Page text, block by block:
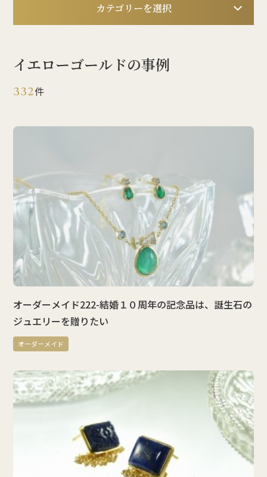
カテゴリーを選択
イエローゴールドの事例
332件
オーダーメイド222-結婚１０周年の記念品は、誕生石の
ジュエリーを贈りたい
オーダーメイド